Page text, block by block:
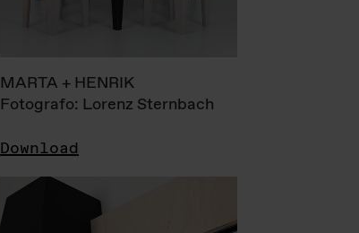
MARTA + HENRIK
Fotografo: Lorenz Sternbach
Download